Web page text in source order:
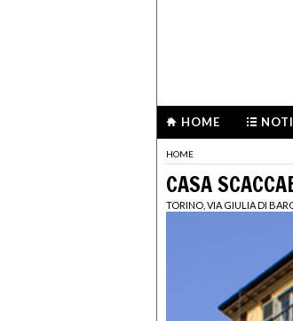
HOME
HOME
CASA
TORINO, VIA GIULIA DI